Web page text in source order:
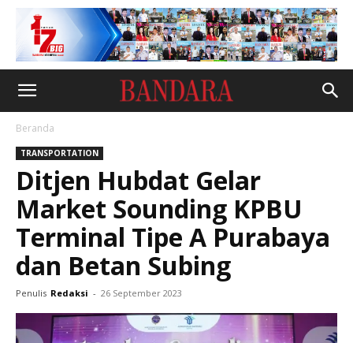
Beranda
TRANSPORTATION
Ditjen Hubdat Gelar
Market Sounding KPBU
Terminal Tipe A Purabaya
dan Betan Subing
Penulis Redaksi - 26 September 2023